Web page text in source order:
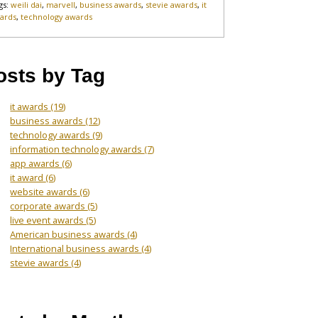
weili dai, marvell, business awards, stevie awards, it
,technology awards
by Tag
it awards(19)
business awards(12)
technology awards(9)
information technology awards(7)
app awards(6)
it award(6)
website awards(6)
corporate awards(5)
live event awards(5)
American business awards(4)
International business awards(4)
stevie awards(4)